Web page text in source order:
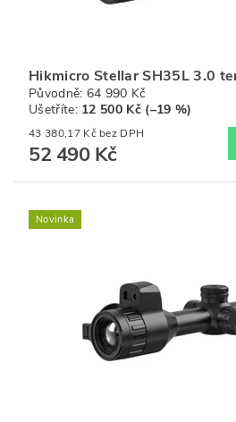
Hikmicro Stellar SH35L 3.0
Původně: 64 990 Kč
Ušetříte: 12 500 Kč (–19 %)
43 380,17 Kč bez DPH
52 490 Kč
Novinka